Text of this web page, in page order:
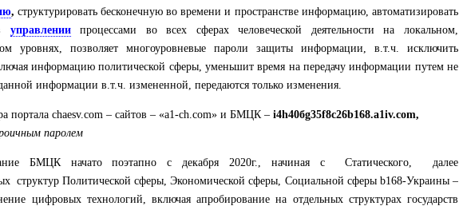
, структурировать бесконечную во времени и пространстве информацию, автоматизировать
управлении
процессами во всех сферах человеческой деятельности на локальном,
уровнях, позволяет многоуровневые пароли защиты информации, в.т.ч. исключить
информацию политической сферы, уменьшит время на передачу информации путем не
информации в.т.ч. измененной, передаются только изменения.
портала chaesv.com – сайтов – «a1-сh.com» и БМЦК– i4h40бg35f8c26b168.a1iv.com,
паролем
БМЦКначато поэтапно с декабря 2020г., начиная с Статического, далее
структур Политической сферы, Экономической сферы, Социальной сферы b168-Украины –
цифровых технологий, включая апробирование на отдельных структурах государств